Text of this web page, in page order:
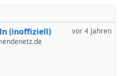
vor 4 Jahren
(inoffiziell)